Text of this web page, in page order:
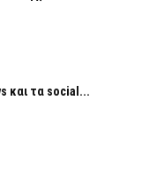
και τα social...